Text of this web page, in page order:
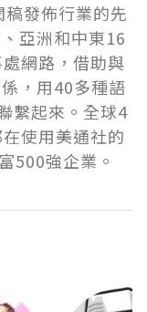
發佈行業的先
亞洲和中東16
網路，借助與
，用40多種語
繫起來。全球4
使用美通社的
500強企業。